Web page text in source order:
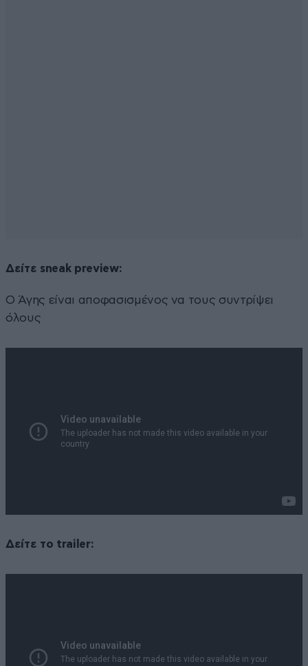
Δείτε sneak preview:
Ο Άγης είναι αποφασισμένος να τους συντρίψει
όλους
Δείτε το trailer: